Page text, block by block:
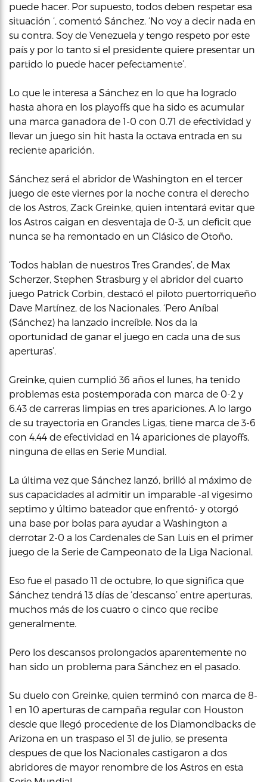
puede hacer. Por supuesto, todos deben respetar esa
situación ‘, comentó Sánchez. ‘No voy a decir nada en
su contra. Soy de Venezuela y tengo respeto por este
país y por lo tanto si el presidente quiere presentar un
partido lo puede hacer pefectamente’.
Lo que le interesa a Sánchez en lo que ha logrado
hasta ahora en los playoffs que ha sido es acumular
una marca ganadora de 1-0 con 0.71 de efectividad y
llevar un juego sin hit hasta la octava entrada en su
reciente aparición.
Sánchez será el abridor de Washington en el tercer
juego de este viernes por la noche contra el derecho
de los Astros, Zack Greinke, quien intentará evitar que
los Astros caigan en desventaja de 0-3, un deficit que
nunca se ha remontado en un Clásico de Otoño.
‘Todos hablan de nuestros Tres Grandes’, de Max
Scherzer, Stephen Strasburg y el abridor del cuarto
juego Patrick Corbin, destacó el piloto puertorriqueño
Dave Martínez, de los Nacionales. ‘Pero Aníbal
(Sánchez) ha lanzado increíble. Nos da la
oportunidad de ganar el juego en cada una de sus
aperturas’.
Greinke, quien cumplió 36 años el lunes, ha tenido
problemas esta postemporada con marca de 0-2 y
6.43 de carreras limpias en tres apariciones. A lo largo
de su trayectoria en Grandes Ligas, tiene marca de 3-6
con 4.44 de efectividad en 14 apariciones de playoffs,
ninguna de ellas en Serie Mundial.
La última vez que Sánchez lanzó, brilló al máximo de
sus capacidades al admitir un imparable -al vigesimo
septimo y último bateador que enfrentó- y otorgó
una base por bolas para ayudar a Washington a
derrotar 2-0 a los Cardenales de San Luis en el primer
juego de la Serie de Campeonato de la Liga Nacional.
Eso fue el pasado 11 de octubre, lo que significa que
Sánchez tendrá 13 días de ‘descanso’ entre aperturas,
muchos más de los cuatro o cinco que recibe
generalmente.
Pero los descansos prolongados aparentemente no
han sido un problema para Sánchez en el pasado.
Su duelo con Greinke, quien terminó con marca de 8-
1 en 10 aperturas de campaña regular con Houston
desde que llegó procedente de los Diamondbacks de
Arizona en un traspaso el 31 de julio, se presenta
despues de que los Nacionales castigaron a dos
abridores de mayor renombre de los Astros en esta